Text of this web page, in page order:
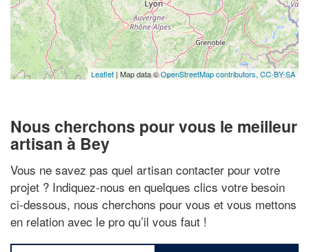
Leaflet | Map data ©OpenStreetMap contributors, CC-BY-SA
Nous cherchons pour vous le meilleur
artisan à Bey
Vous ne savez pas quel artisan contacter pour votre
projet ? Indiquez-nous en quelques clics votre besoin
ci-dessous, nous cherchons pour vous et vous mettons
en relation avec le pro qu’il vous faut !